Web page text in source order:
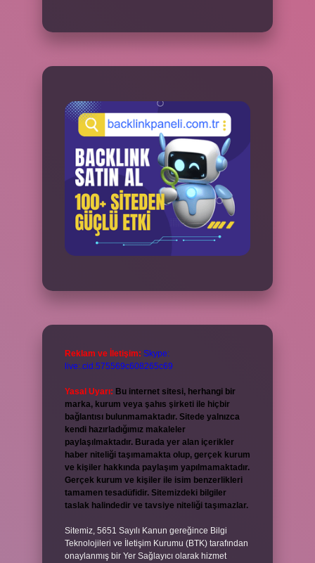
Reklam ve İletişim: Skype:
live:.cid.575569c608265c69
Yasal Uyarı: Bu internet sitesi, herhangi bir
marka, kurum veya şahıs şirketi ile hiçbir
bağlantısı bulunmamaktadır. Sitede yalnızca
kendi hazırladığımız makaleler
paylaşılmaktadır. Burada yer alan içerikler
haber niteliği taşımamakta olup, gerçek kurum
ve kişiler hakkında paylaşım yapılmamaktadır.
Gerçek kurum ve kişiler ile isim benzerlikleri
tamamen tesadüfidir. Sitemizdeki bilgiler
taslak halindedir ve tavsiye niteliği taşımazlar.
Sitemiz, 5651 Sayılı Kanun gereğince Bilgi
Teknolojileri ve İletişim Kurumu (BTK) tarafından
onaylanmış bir Yer Sağlayıcı olarak hizmet